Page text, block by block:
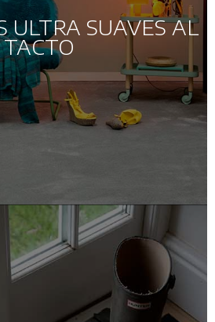
ULTRA SUAVES AL
TACTO